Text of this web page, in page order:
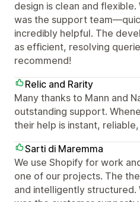
design is clean and
was the support
incredibly helpful. The
as efficient, resolving
recommend!
Relic and Rarity
Many thanks to Mann and
outstanding support.
their help is instant,
Sarti di Maremma
We use Shopify for work
one of our projects. The
and intelligently structured.